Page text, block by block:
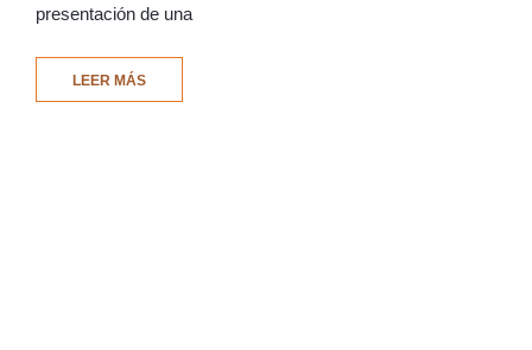
presentación de una
LEER MÁS